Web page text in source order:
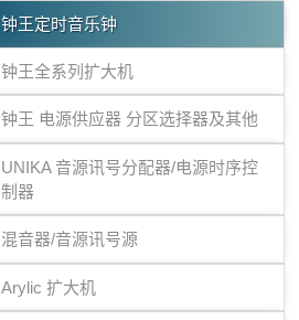
钟王定时音乐钟
钟王全系列扩大机
钟王 电源供应器 分区选择器及其他
UNIKA 音源讯号分配器/电源时序控
制器
混音器/音源讯号源
Arylic 扩大机